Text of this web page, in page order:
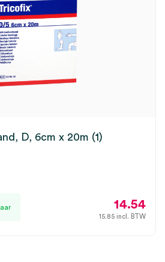
D, 6cm x 20m (1)
14.54
15.85 incl. BTW